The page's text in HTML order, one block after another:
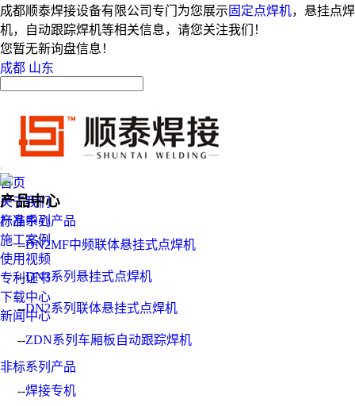
成都顺泰焊接设备有限公司专门为您展示 固定点焊机，悬挂点焊
机，自动跟踪焊机等相关信息，请您关注我们！
您暂无新询盘信息！
成都 山东
首页
关于我们
产品中心
施工案例
使用视频
专利证书
下载中心
新闻中心
产品中心
标准系列产品
--DN2MF中频联体悬挂式点焊机
--DN3系列悬挂式点焊机
--DN2系列联体悬挂式点焊机
--ZDN系列车厢板自动跟踪焊机
非标系列产品
--焊接专机